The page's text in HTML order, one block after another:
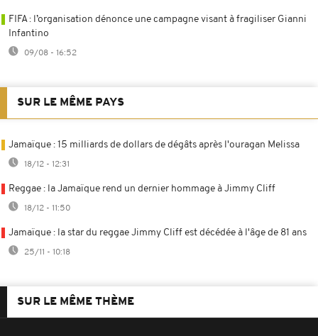
FIFA : l’organisation dénonce une campagne visant à fragiliser Gianni
Infantino
09/08 - 16:52
SUR LE MÊME PAYS
Jamaïque : 15 milliards de dollars de dégâts après l'ouragan Melissa
18/12 - 12:31
Reggae : la Jamaïque rend un dernier hommage à Jimmy Cliff
18/12 - 11:50
Jamaïque : la star du reggae Jimmy Cliff est décédée à l'âge de 81 ans
25/11 - 10:18
SUR LE MÊME THÈME